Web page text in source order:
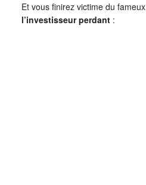
Et vous finirez victime du fameux
l’investisseur perdant: